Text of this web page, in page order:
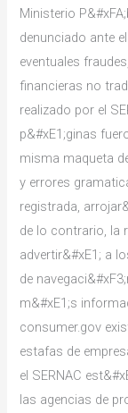
Ministerio
denunciado ante
eventuales
financieras no
realizado por el
p&#xE1;ginas
misma maqueta
y errores
registrada,
de lo contrario, la
advertir&#xE1; a
de
m&#xE1;s
consumer.gov
estafas de
el SERNAC
las agencias de